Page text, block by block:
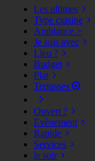
Les ultimes
Type cuisine
Ambiance >
Je suis avec
Lieu ?
Budget
Plat
Terrasses
Ouvert ?
Evènement
Rapide
Services
le soir